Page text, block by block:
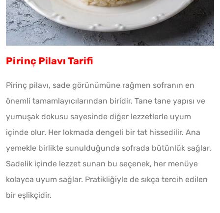
Pirinç Pilavı Tarifi
Pirinç pilavı, sade görünümüne rağmen sofranın en
önemli tamamlayıcılarından biridir. Tane tane yapısı ve
yumuşak dokusu sayesinde diğer lezzetlerle uyum
içinde olur. Her lokmada dengeli bir tat hissedilir. Ana
yemekle birlikte sunulduğunda sofrada bütünlük sağlar.
Sadelik içinde lezzet sunan bu seçenek, her menüye
kolayca uyum sağlar. Pratikliğiyle de sıkça tercih edilen
bir eşlikçidir.